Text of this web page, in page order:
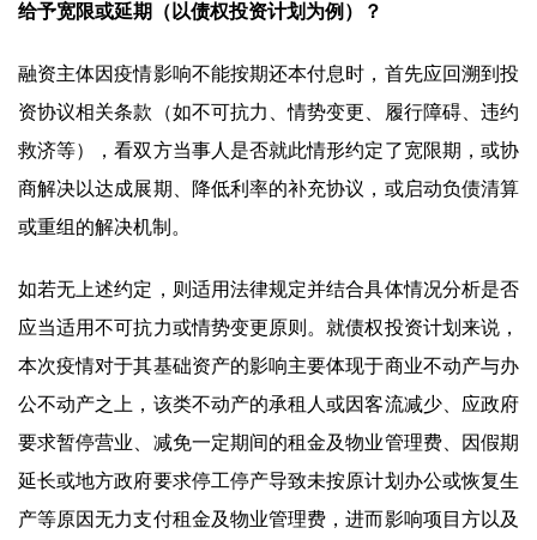
给予宽限或延期（以债权投资计划为例）？
融资主体因疫情影响不能按期还本付息时，首先应回溯到投
资协议相关条款（如不可抗力、情势变更、履行障碍、违约
救济等），看双方当事人是否就此情形约定了宽限期，或协
商解决以达成展期、降低利率的补充协议，或启动负债清算
或重组的解决机制。
如若无上述约定，则适用法律规定并结合具体情况分析是否
应当适用不可抗力或情势变更原则。就债权投资计划来说，
本次疫情对于其基础资产的影响主要体现于商业不动产与办
公不动产之上，该类不动产的承租人或因客流减少、应政府
要求暂停营业、减免一定期间的租金及物业管理费、因假期
延长或地方政府要求停工停产导致未按原计划办公或恢复生
产等原因无力支付租金及物业管理费，进而影响项目方以及